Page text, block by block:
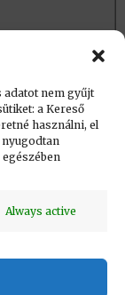
adatot nem gyűjt
a Kereső
használni, el
Always active